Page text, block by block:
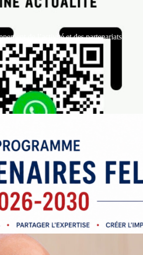
de l’activité et des partenariats
mensuelles des membres et
partenaires
Experts Libanais (FEL)